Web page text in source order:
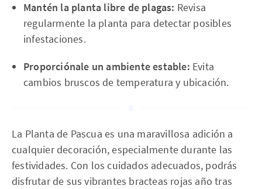
Mantén la planta libre de plagas: Revisa
regularmente la planta para detectar posibles
infestaciones.
Proporciónale un ambiente estable: Evita
cambios bruscos de temperatura y ubicación.
La Planta de Pascua es una maravillosa adición a
cualquier decoración, especialmente durante las
festividades. Con los cuidados adecuados, podrás
disfrutar de sus vibrantes bracteas rojas año tras